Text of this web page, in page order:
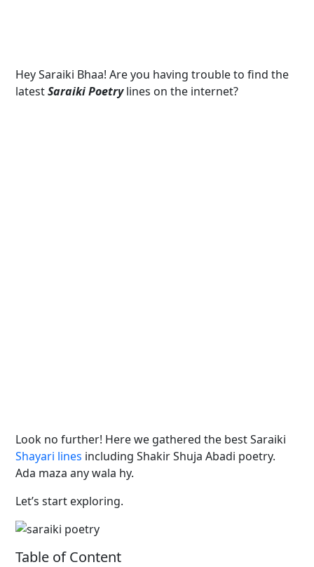
Hey Saraiki Bhaa! Are you having trouble to find the
latestSaraiki Poetrylines on the internet?
Look no further! Here we gathered the best Saraiki
Shayari lines including Shakir Shuja Abadi poetry.
Ada maza any wala hy.
Let’s start exploring.
Table of Content